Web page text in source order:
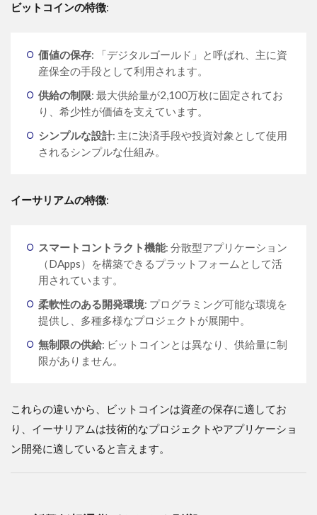
ビットコインの特徴:
価値の保存: 「デジタルゴールド」と呼ばれ、主に資
産保全の手段として利用されます。
供給の制限: 最大供給量が2,100万枚に固定されてお
り、希少性が価値を支えています。
シンプルな設計: 主に決済手段や投資対象として使用
されるシンプルな仕組み。
イーサリアムの特徴:
スマートコントラクト機能: 分散型アプリケーション
（DApps）を構築できるプラットフォームとして活
用されています。
柔軟性のある開発環境: プログラミング可能な環境を
提供し、多種多様なプロジェクトが展開中。
無制限の供給: ビットコインとは異なり、供給量に制
限がありません。
これらの違いから、ビットコインは資産の保存に適してお
り、イーサリアムは技術的なプロジェクトやアプリケーショ
ン開発に適していると言えます。